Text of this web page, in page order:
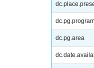
dc.pg.area